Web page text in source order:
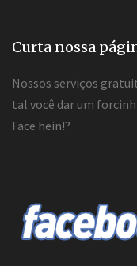
Curta nossa
Nossos serviços
tal você dar um
Face hein!?